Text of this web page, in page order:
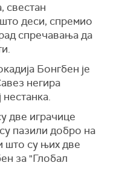
свестан
деси, спремио
спречавања да
Бонгбен је
негира
нестанка.
две играчице
пазили добро на
што су њих две
за "Глобал